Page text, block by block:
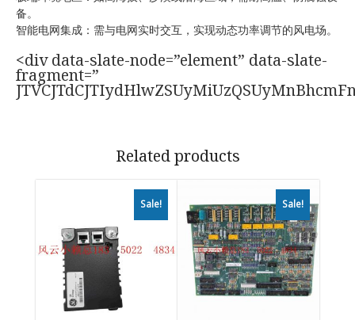
备。
智能电网集成：需与电网实时交互，实现动态功率调节的风电场。
<div data-slate-node=”element” data-slate-
fragment=”
Related products
Sale! Sale!